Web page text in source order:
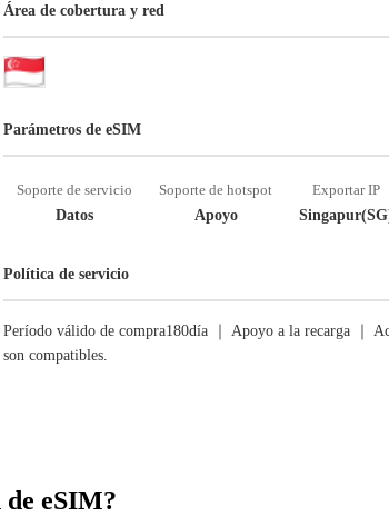
Área de cobertura y red
Parámetros de eSIM
Soporte de servicio
Datos
Soporte de hotspot
Apoyo
Exportar IP
Política de servicio
Período válido de compra180día ｜ Apoyo a la recarga ｜
son compatibles.
eSIM?